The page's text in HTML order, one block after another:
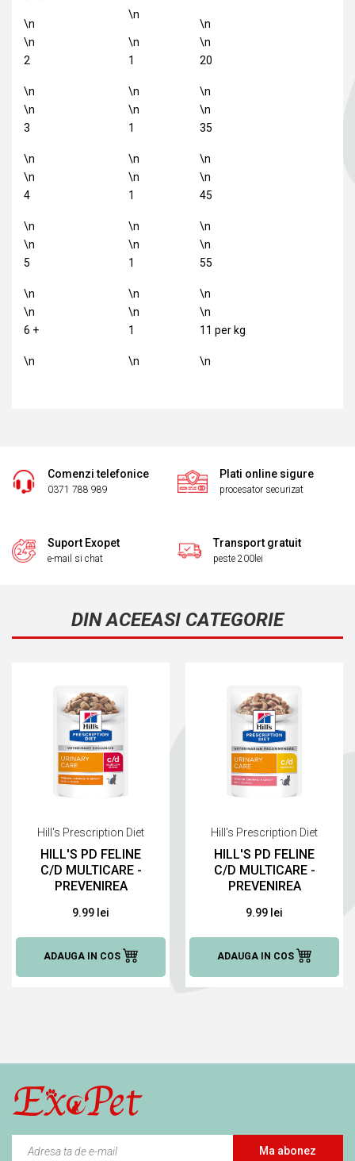
\n
\n
\n
\n
2
\n
\n
1
\n
\n
20
\n
\n
3
\n
\n
1
\n
\n
35
\n
\n
4
\n
\n
1
\n
\n
45
\n
\n
5
\n
\n
1
\n
\n
55
\n
\n
6 +
\n
\n
1
\n
\n
11 per kg
\n
Comenzi telefonice
0371 788 989
Plati online sigure
procesator securizat
Suport Exopet
e-mail si chat
Transport gratuit
peste 200lei
DIN ACEEASI CATEGORIE
Hill's Prescription Diet
HILL'S PD FELINE
C/D MULTICARE -
PREVENIREA
STRUVITILOR, 85 G
9.99 lei
ADAUGA IN COS
Hill's Prescription Diet
HILL'S PD FELINE
C/D MULTICARE -
PREVENIREA
STRUVITILOR,
SOMON, 85 G
9.99 lei
ADAUGA IN COS
Ma abonez